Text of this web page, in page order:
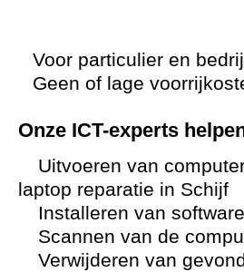
Voor particulier en
Geen of lage
Onze ICT-experts
Uitvoeren van
laptop reparatie in Schijf
Installeren van software
Scannen van de
Verwijderen van